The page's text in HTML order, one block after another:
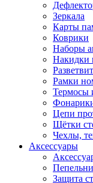
Зеркала
Карты
Коврики
Наборы
Накидки
Рамки
Термосы
Цепи
Щётки
Чехлы,
Аксессуары
Защита